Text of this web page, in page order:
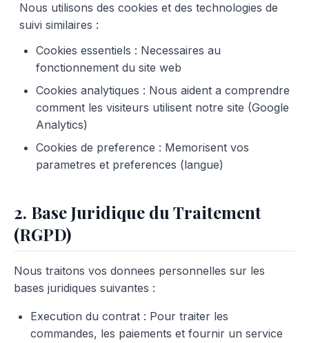
Nous utilisons des cookies et des technologies de
suivi similaires :
Cookies essentiels : Necessaires au
fonctionnement du site web
Cookies analytiques : Nous aident a comprendre
comment les visiteurs utilisent notre site (Google
Analytics)
Cookies de preference : Memorisent vos
parametres et preferences (langue)
2. Base Juridique du Traitement
(RGPD)
Nous traitons vos donnees personnelles sur les
bases juridiques suivantes :
Execution du contrat : Pour traiter les
commandes, les paiements et fournir un service